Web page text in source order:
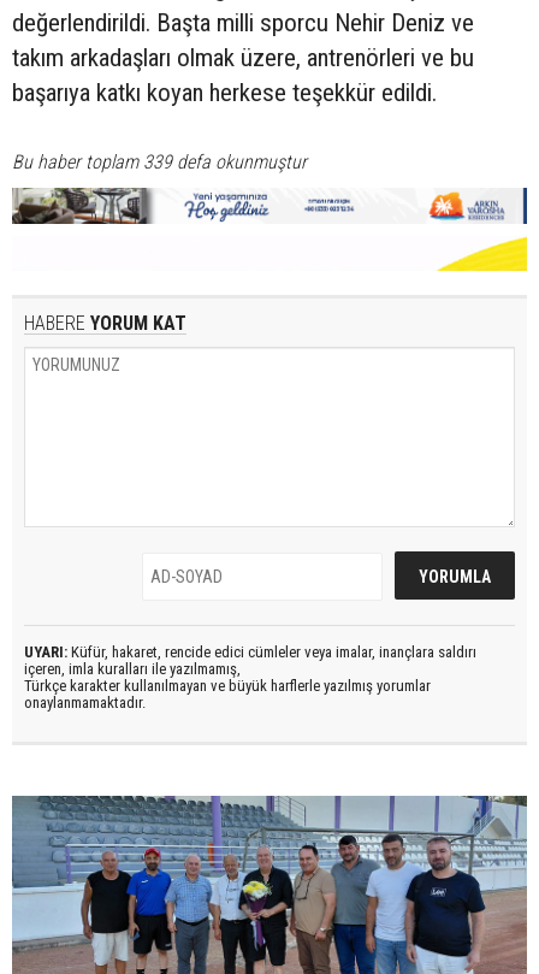
değerlendirildi. Başta milli sporcu Nehir Deniz ve
takım arkadaşları olmak üzere, antrenörleri ve bu
başarıya katkı koyan herkese teşekkür edildi.
Bu haber toplam 339 defa okunmuştur
HABERE YORUM KAT
UYARI: Küfür, hakaret, rencide edici cümleler veya imalar, inançlara saldırı
içeren, imla kuralları ile yazılmamış,
Türkçe karakter kullanılmayan ve büyük harflerle yazılmış yorumlar
onaylanmamaktadır.